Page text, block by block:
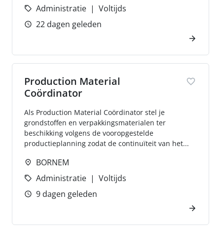
Administratie
Voltijds
22 dagen geleden
Production Material
Coördinator
Als Production Material Coördinator stel je
grondstoffen en verpakkingsmaterialen ter
beschikking volgens de vooropgestelde
productieplanning zodat de continuïteit van het...
BORNEM
Administratie
Voltijds
9 dagen geleden